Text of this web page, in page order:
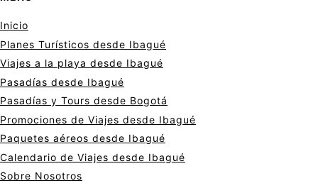
Inicio
Planes Turísticos desde Ibagué
Viajes a la playa desde Ibagué
Pasadías desde Ibagué
Pasadías y Tours desde Bogotá
Promociones de Viajes desde Ibagué
Paquetes aéreos desde Ibagué
Calendario de Viajes desde Ibagué
Sobre Nosotros